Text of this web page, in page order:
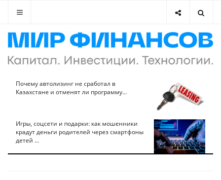
Почему автолизинг не сработал в
Казахстане и отменят ли программу...
Игры, соцсети и подарки: как мошенники
крадут деньги родителей через смартфоны
детей ...